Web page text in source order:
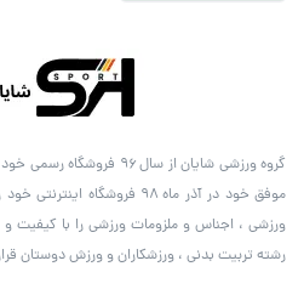
گروه ورزشی شایان از سال ۹۶
موفق خود در آذر ماه ۹۸
ورزشی ، اجناس و ملزومات ورزشی را با کیفیت
رشته تربیت بدنی ، ورزشکاران و ورزش دوستان